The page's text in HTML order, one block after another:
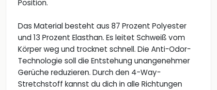
Position.
Das Material besteht aus 87 Prozent Polyester
und 13 Prozent Elasthan. Es leitet Schweiß vom
Körper weg und trocknet schnell. Die Anti-Odor-
Technologie soll die Entstehung unangenehmer
Gerüche reduzieren. Durch den 4-Way-
Stretchstoff kannst du dich in alle Richtungen